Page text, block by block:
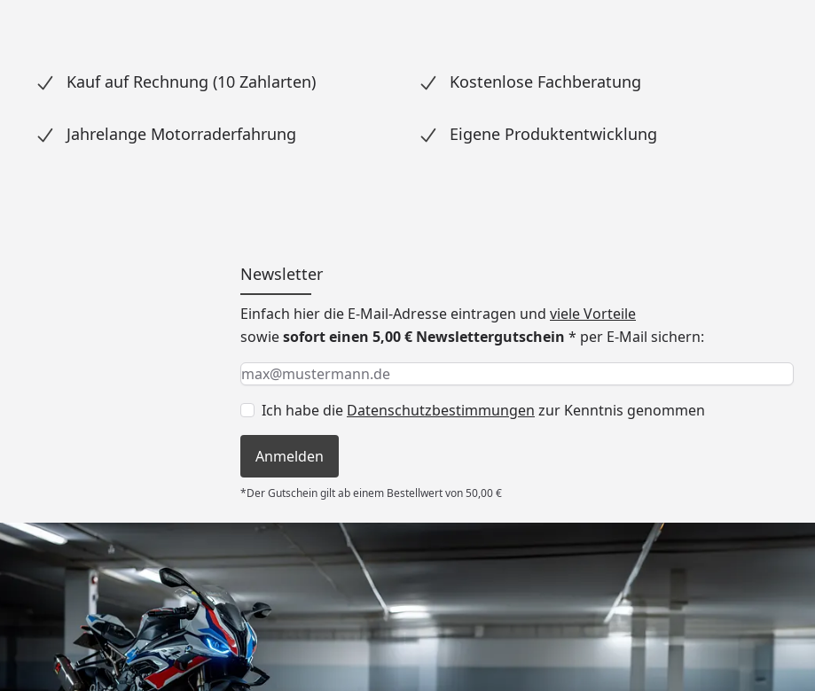
Kauf auf Rechnung (10 Zahlarten) Kostenlose Fachberatung
Jahrelange Motorraderfahrung Eigene Produktentwicklung
Newsletter
Einfach hier die E-Mail-Adresse eintragen und viele Vorteile
sowiesofort einen 5,00 € Newslettergutschein * per E-Mail sichern:
Keine Eingabe erforderlich
Eingabe erforderlich
E-Mail *
Ich habe die Datenschutzbestimmungen zur Kenntnis genommen
Anmelden
*Der Gutschein gilt ab einem Bestellwert von 50,00 €
Auftrages
angemessen
und das habe
Versand